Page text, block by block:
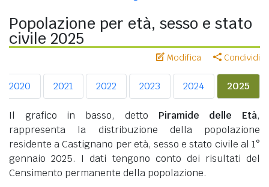
Popolazione per età, sesso e stato
civile 2025
Modifica Condividi
2020 2021 2022 2023 2024 2025
Il grafico in basso, detto Piramide delle Età,
rappresenta la distribuzione della popolazione
residente a Castignano per età, sesso e stato civile al 1°
gennaio 2025. I dati tengono conto dei risultati del
Censimento permanente della popolazione.